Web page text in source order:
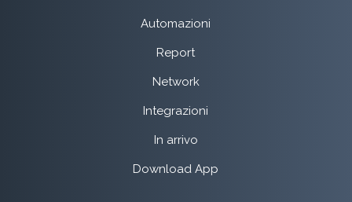
Automazioni
Report
Network
Integrazioni
In arrivo
Download App